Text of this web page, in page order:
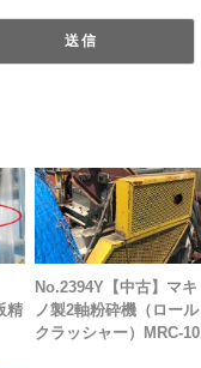
精
No.2394Y【中古】マキ
ノ製2軸粉砕機（ロール
クラッシャー）MRC-10